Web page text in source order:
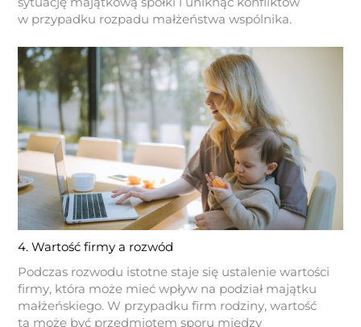
w przypadku rozpadu małżeństwa wspólnika.
4. Wartość firmy a rozwód
Podczas rozwodu istotne staje się ustalenie wartości
firmy, która może mieć wpływ na podział majątku
małżeńskiego. W przypadku firm rodziny, wartość
ta może być przedmiotem sporu między